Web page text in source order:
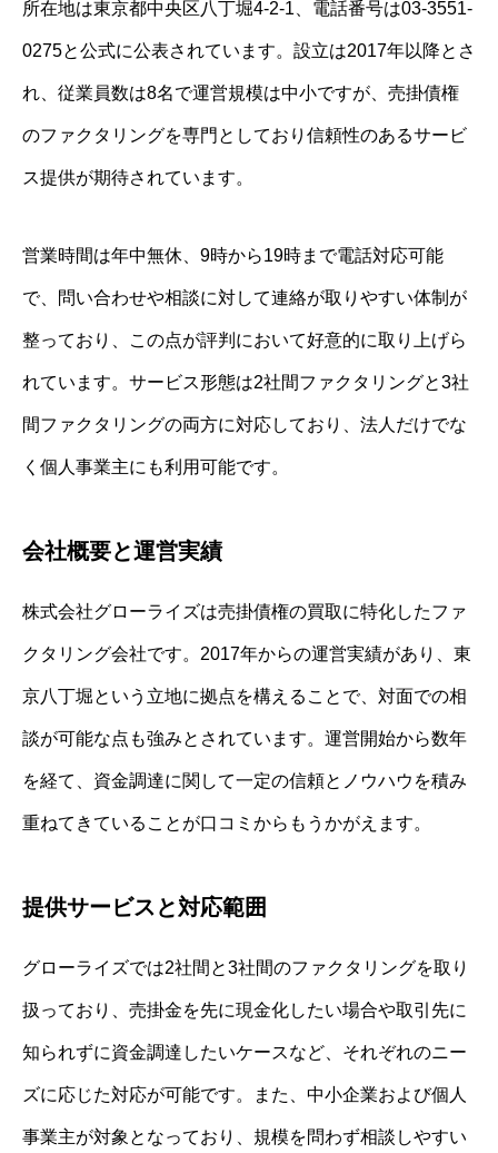
所在地は東京都中央区八丁堀4-2-1、電話番号は03-3551-
0275と公式に公表されています。設立は2017年以降とさ
れ、従業員数は8名で運営規模は中小ですが、売掛債権
のファクタリングを専門としており信頼性のあるサービ
ス提供が期待されています。
営業時間は年中無休、9時から19時まで電話対応可能
で、問い合わせや相談に対して連絡が取りやすい体制が
整っており、この点が評判において好意的に取り上げら
れています。サービス形態は2社間ファクタリングと3社
間ファクタリングの両方に対応しており、法人だけでな
く個人事業主にも利用可能です。
会社概要と運営実績
株式会社グローライズは売掛債権の買取に特化したファ
クタリング会社です。2017年からの運営実績があり、東
京八丁堀という立地に拠点を構えることで、対面での相
談が可能な点も強みとされています。運営開始から数年
を経て、資金調達に関して一定の信頼とノウハウを積み
重ねてきていることが口コミからもうかがえます。
提供サービスと対応範囲
グローライズでは2社間と3社間のファクタリングを取り
扱っており、売掛金を先に現金化したい場合や取引先に
知られずに資金調達したいケースなど、それぞれのニー
ズに応じた対応が可能です。また、中小企業および個人
事業主が対象となっており、規模を問わず相談しやすい